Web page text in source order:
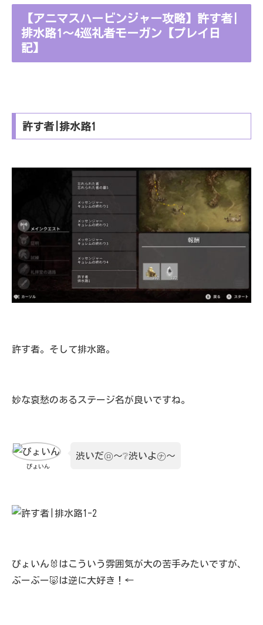
【アニマスハービンジャー攻略】許す者|
排水路1～4巡礼者モーガン【プレイ日
記】
許す者|排水路1
許す者。そして排水路。
妙な哀愁のあるステージ名が良いですね。
ぴょいん
渋いだ㋺～❔渋いよ㋤～
ぴょいん🐰はこういう雰囲気が大の苦手みたいですが、
ぶーぶー🐷は逆に大好き！←